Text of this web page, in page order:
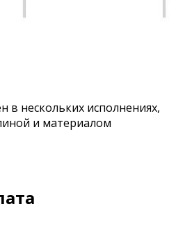
в нескольких исполнениях,
и материалом